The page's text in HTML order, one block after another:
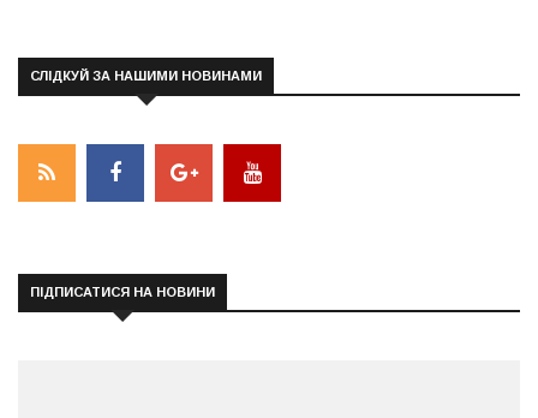
СЛІДКУЙ ЗА НАШИМИ НОВИНАМИ
ПІДПИСАТИСЯ НА НОВИНИ